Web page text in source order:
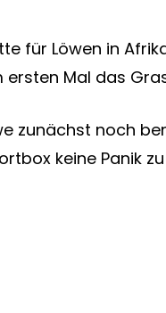
für Löwen in
ersten Mal das
zunächst noch
keine Panik